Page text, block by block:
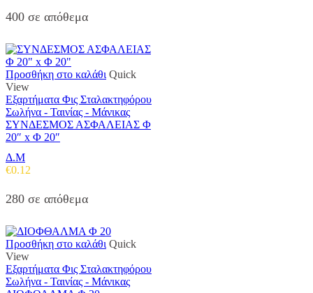
400 σε απόθεμα
Προσθήκη στο καλάθι Quick
View
Εξαρτήματα Φις Σταλακτηφόρου
Σωλήνα - Ταινίας - Μάνικας
ΣΥΝΔΕΣΜΟΣ ΑΣΦΑΛΕΙΑΣ Φ
20″ x Φ 20″
Δ.Μ
€0.12
280 σε απόθεμα
Προσθήκη στο καλάθι Quick
View
Εξαρτήματα Φις Σταλακτηφόρου
Σωλήνα - Ταινίας - Μάνικας